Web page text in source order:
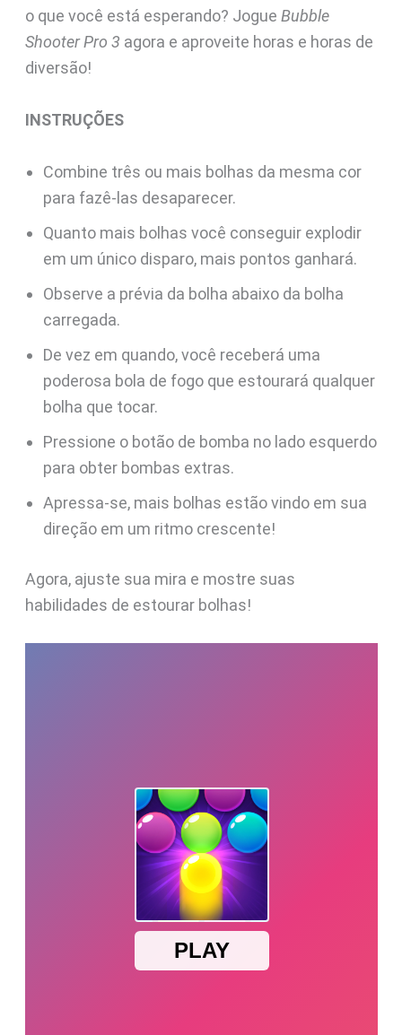
o que você está esperando? Jogue Bubble
Shooter Pro 3 agora e aproveite horas e horas de
diversão!
INSTRUÇÕES
Combine três ou mais bolhas da mesma cor
para fazê-las desaparecer.
Quanto mais bolhas você conseguir explodir
em um único disparo, mais pontos ganhará.
Observe a prévia da bolha abaixo da bolha
carregada.
De vez em quando, você receberá uma
poderosa bola de fogo que estourará qualquer
bolha que tocar.
Pressione o botão de bomba no lado esquerdo
para obter bombas extras.
Apressa-se, mais bolhas estão vindo em sua
direção em um ritmo crescente!
Agora, ajuste sua mira e mostre suas
habilidades de estourar bolhas!